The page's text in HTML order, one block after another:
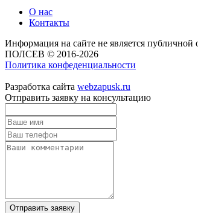
О нас
Контакты
Информация на сайте не является
ПОЛСЕВ © 2016-2026
Политика конфеденциальности
Разработка сайта webzapusk.ru
Отправить заявку на консультацию
Отправить заявку